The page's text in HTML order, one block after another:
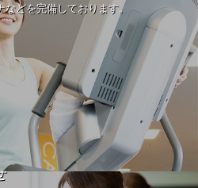
どを完備しております。